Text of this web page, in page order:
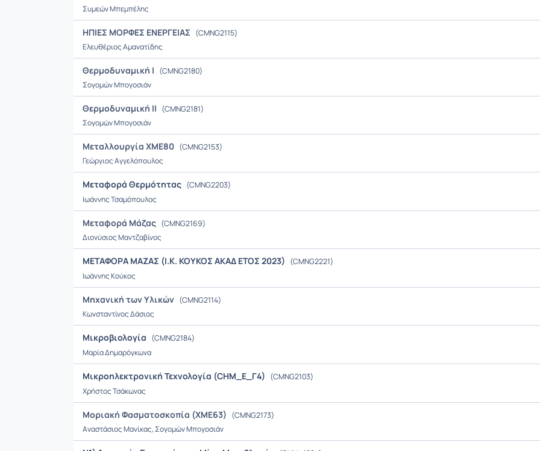
Συμεών Μπεμπέλης
ΗΠΙΕΣ ΜΟΡΦΕΣ ΕΝΕΡΓΕΙΑΣ (CMNG2115)
Ελευθέριος Αμανατίδης
Θερμοδυναμική Ι (CMNG2180)
Σογομών Μπογοσιάν
Θερμοδυναμική ΙΙ (CMNG2181)
Σογομών Μπογοσιάν
Μεταλλουργία ΧΜΕ80 (CMNG2153)
Γεώργιος Αγγελόπουλος
Μεταφορά Θερμότητας (CMNG2203)
Ιωάννης Τσαμόπουλος
Μεταφορά Μάζας (CMNG2169)
Διονύσιος Μαντζαβίνος
ΜΕΤΑΦΟΡΑ ΜΑΖΑΣ (Ι.Κ. ΚΟΥΚΟΣ ΑΚΑΔ ΕΤΟΣ 2023) (CMNG2221)
Ιωάννης Κούκος
Μηχανική των Υλικών (CMNG2114)
Κωνσταντίνος Δάσιος
Μικροβιολογία (CMNG2184)
Μαρία Δημαρόγκωνα
Μικροηλεκτρονική Τεχνολογία (CHM_E_Γ4) (CMNG2103)
Χρήστος Τσάκωνας
Μοριακή Φασματοσκοπία (ΧΜΕ63) (CMNG2173)
Αναστάσιος Μανίκας, Σογομών Μπογοσιάν